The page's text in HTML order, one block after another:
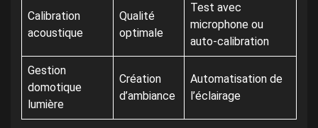
Calibration
acoustique
Qualité
optimale
Test avec
microphone ou
auto-calibration
Gestion
domotique
lumière
Création
d’ambiance
Automatisation de
l’éclairage